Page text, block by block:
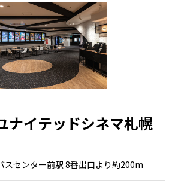
ナイテッドシネマ札幌
スセンター前駅 8番出口より約200m